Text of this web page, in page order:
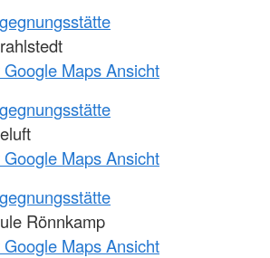
Maps Ansicht
Maps Ansicht
Rönnkamp
Maps Ansicht